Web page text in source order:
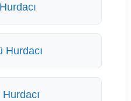
Hurdacı